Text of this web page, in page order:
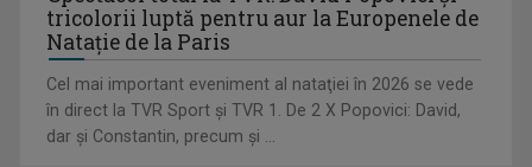
Spectacol total la TVR: David Popovici și
tricolorii luptă pentru aur la Europenele de
Natație de la Paris
Cel mai important eveniment al nataţiei în 2026 se vede
în direct la TVR Sport şi TVR 1. De 2 X Popovici: David,